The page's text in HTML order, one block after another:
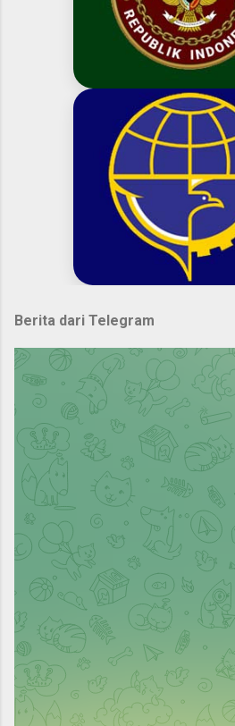
Berita dari Telegram